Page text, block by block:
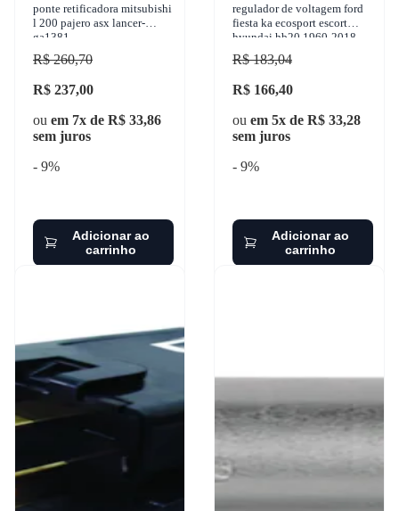
ponte retificadora mitsubishi
l 200 pajero asx lancer-
ga1381
R$ 260,70
R$ 237,00
ou em 7x de R$ 33,86
sem juros
- 9%
Adicionar ao
carrinho
regulador de voltagem ford
fiesta ka ecosport escort
hyundai hb20 1960-2018
gauss - ga800
R$ 183,04
R$ 166,40
ou em 5x de R$ 33,28
sem juros
- 9%
Adicionar ao
carrinho